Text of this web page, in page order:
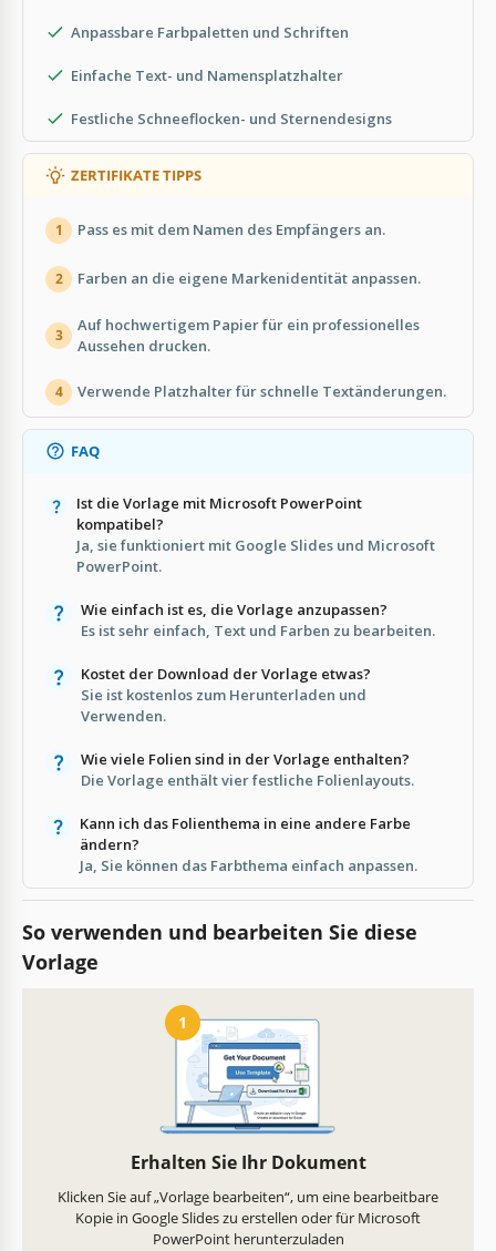
Anpassbare Farbpaletten und Schriften
Einfache Text- und Namensplatzhalter
Festliche Schneeflocken- und Sternendesigns
ZERTIFIKATE TIPPS
1 Pass es mit dem Namen des Empfängers an.
2 Farben an die eigene Markenidentität anpassen.
3
Auf hochwertigem Papier für ein professionelles
Aussehen drucken.
4 Verwende Platzhalter für schnelle Textänderungen.
FAQ
Ist die Vorlage mit Microsoft PowerPoint
kompatibel?
Ja, sie funktioniert mit Google Slides und Microsoft
PowerPoint.
Wie einfach ist es, die Vorlage anzupassen?
Es ist sehr einfach, Text und Farben zu bearbeiten.
Kostet der Download der Vorlage etwas?
Sie ist kostenlos zum Herunterladen und
Verwenden.
Wie viele Folien sind in der Vorlage enthalten?
Die Vorlage enthält vier festliche Folienlayouts.
Kann ich das Folienthema in eine andere Farbe
ändern?
Ja, Sie können das Farbthema einfach anpassen.
So verwenden und bearbeiten Sie diese
Vorlage
1
Erhalten Sie Ihr Dokument
Klicken Sie auf „Vorlage bearbeiten“, um eine bearbeitbare
Kopie in Google Slides zu erstellen oder für Microsoft
PowerPoint herunterzuladen